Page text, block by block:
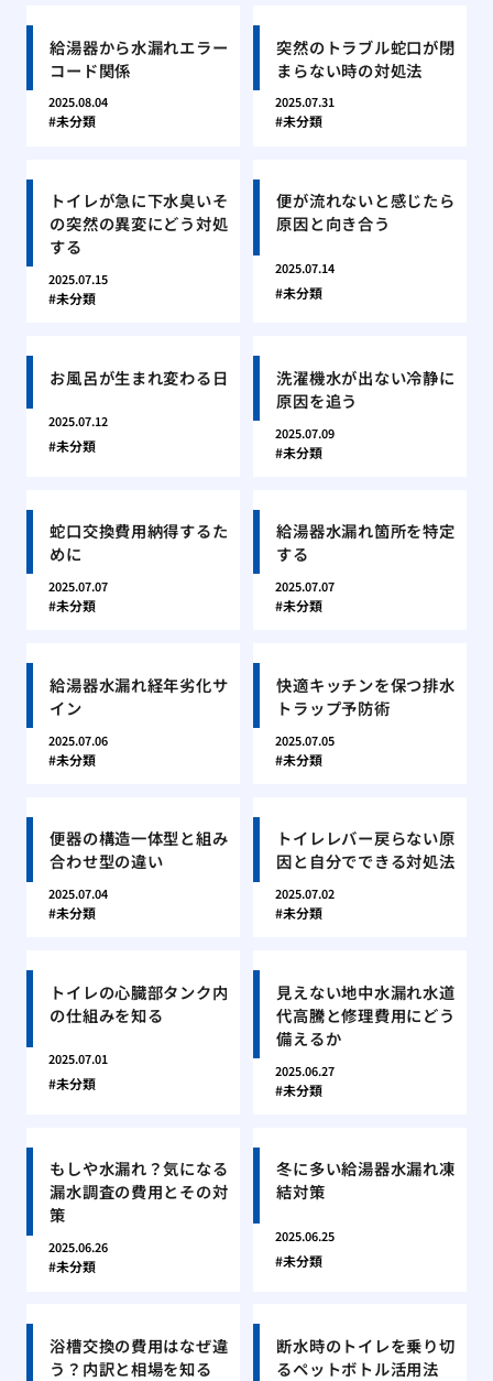
給湯器から水漏れエラー
コード関係
2025.08.04
未分類
突然のトラブル蛇口が閉
まらない時の対処法
2025.07.31
未分類
トイレが急に下水臭いそ
の突然の異変にどう対処
する
2025.07.15
未分類
便が流れないと感じたら
原因と向き合う
2025.07.14
未分類
お風呂が生まれ変わる日
2025.07.12
未分類
洗濯機水が出ない冷静に
原因を追う
2025.07.09
未分類
蛇口交換費用納得するた
めに
2025.07.07
未分類
給湯器水漏れ箇所を特定
する
2025.07.07
未分類
給湯器水漏れ経年劣化サ
イン
2025.07.06
未分類
快適キッチンを保つ排水
トラップ予防術
2025.07.05
未分類
便器の構造一体型と組み
合わせ型の違い
2025.07.04
未分類
トイレレバー戻らない原
因と自分でできる対処法
2025.07.02
未分類
トイレの心臓部タンク内
の仕組みを知る
2025.07.01
未分類
見えない地中水漏れ水道
代高騰と修理費用にどう
備えるか
2025.06.27
未分類
もしや水漏れ？気になる
漏水調査の費用とその対
策
2025.06.26
未分類
冬に多い給湯器水漏れ凍
結対策
2025.06.25
未分類
浴槽交換の費用はなぜ違
う？内訳と相場を知る
断水時のトイレを乗り切
るペットボトル活用法